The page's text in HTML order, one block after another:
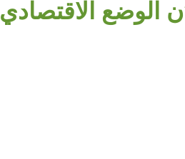
الوضع الاقتصادي